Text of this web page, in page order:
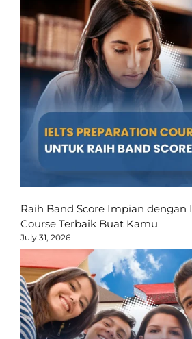
Raih Band Score Impian dengan
Course Terbaik Buat Kamu
July 31, 2026